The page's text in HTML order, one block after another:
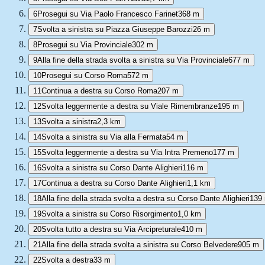
6Prosegui su Via Paolo Francesco Farinet368 m
7Svolta a sinistra su Piazza Giuseppe Barozzi26 m
8Prosegui su Via Provinciale302 m
9Alla fine della strada svolta a sinistra su Via Provinciale677 m
10Prosegui su Corso Roma572 m
11Continua a destra su Corso Roma207 m
12Svolta leggermente a destra su Viale Rimembranze195 m
13Svolta a sinistra2,3 km
14Svolta a sinistra su Via alla Fermata54 m
15Svolta leggermente a destra su Via Intra Premeno177 m
16Svolta a sinistra su Corso Dante Alighieri116 m
17Continua a destra su Corso Dante Alighieri1,1 km
18Alla fine della strada svolta a destra su Corso Dante Alighieri139
19Svolta a sinistra su Corso Risorgimento1,0 km
20Svolta tutto a destra su Via Arcipreturale410 m
21Alla fine della strada svolta a sinistra su Corso Belvedere905 m
22Svolta a destra33 m